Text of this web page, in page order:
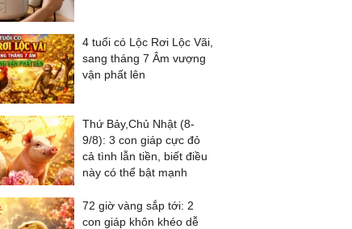
4 tuổi có Lộc Rơi Lộc Vãi,
sang tháng 7 Âm vượng
vận phất lên
Thứ Bảy,Chủ Nhật (8-
9/8): 3 con giáp cực đỏ
cả tình lẫn tiền, biết điều
này có thể bật mạnh
72 giờ vàng sắp tới: 2
con giáp khôn khéo dễ